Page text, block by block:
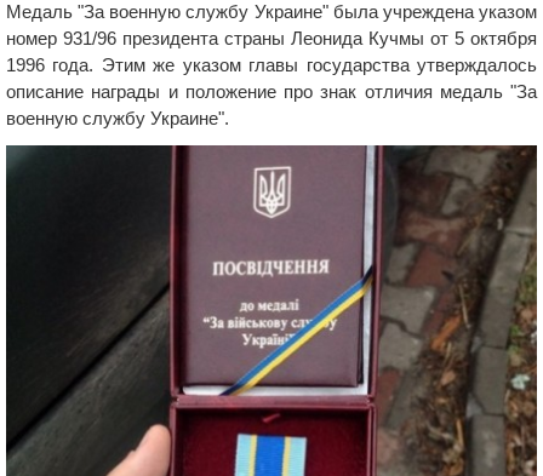
Медаль "За военную службу Украине" была учреждена указом
номер 931/96 президента страны Леонида Кучмы от 5 октября
1996 года. Этим же указом главы государства утверждалось
описание награды и положение про знак отличия медаль "За
военную службу Украине".